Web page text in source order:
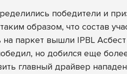
победители и
образом, что состав
паркет вышли IPBL
но добился еще
главный драйвер